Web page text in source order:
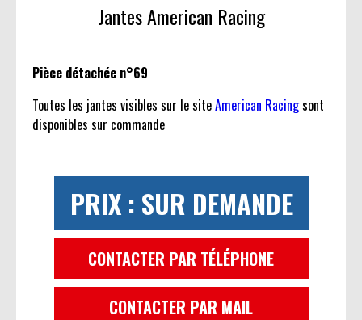
Jantes American Racing
Pièce détachée n°69
Toutes les jantes visibles sur le siteAmerican Racingsont
disponibles sur commande
PRIX : SUR DEMANDE
CONTACTER PAR TÉLÉPHONE
CONTACTER PAR MAIL